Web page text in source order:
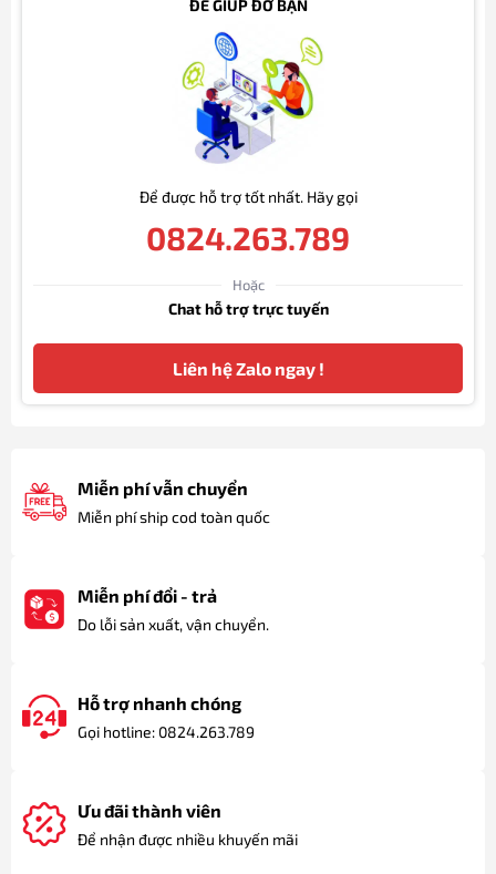
ĐỂ GIÚP ĐỠ BẠN
Để được hỗ trợ tốt nhất. Hãy gọi
0824.263.789
Hoặc
Chat hỗ trợ trực tuyến
Liên hệ Zalo ngay !
Miễn phí vẫn chuyển
Miễn phí ship cod toàn quốc
Miễn phí đổi - trả
Do lỗi sản xuất, vận chuyển.
Hỗ trợ nhanh chóng
Gọi hotline: 0824.263.789
Ưu đãi thành viên
Để nhận được nhiều khuyến mãi